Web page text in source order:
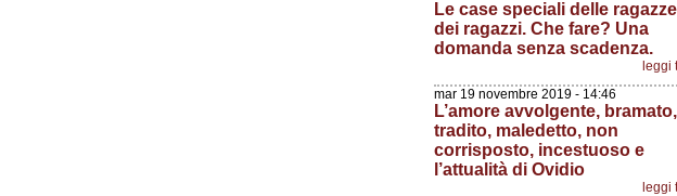
Le case speciali delle
dei ragazzi. Che fare? Una
domanda senza scadenza.
leggi
mar 19 novembre 2019 - 14:46
L’amore avvolgente, bramato,
tradito, maledetto, non
corrisposto, incestuoso e
l’attualità di Ovidio
leggi